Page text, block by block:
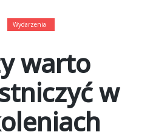
Wydarzenia
warto
w